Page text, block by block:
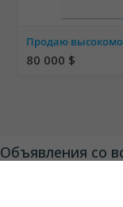
80 000 $
Объявления со